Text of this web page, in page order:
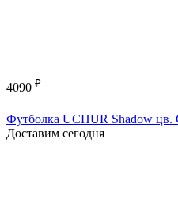
4090 ₽
Футболка UCHUR Shadow цв.
Доставим сегодня